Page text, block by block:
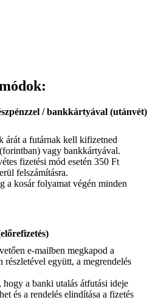
/ bankkártyával (utánvét)
árát a futárnak kell kifizetned
vagy bankkártyával.
fizetési mód esetén 350 Ft
felszámításra.
a kosár folyamat végén minden
e-mailben megkapod a
részletével együtt, a megrendelés
a banki utalás átfutási ideje
és a rendelés elindítása a fizetés